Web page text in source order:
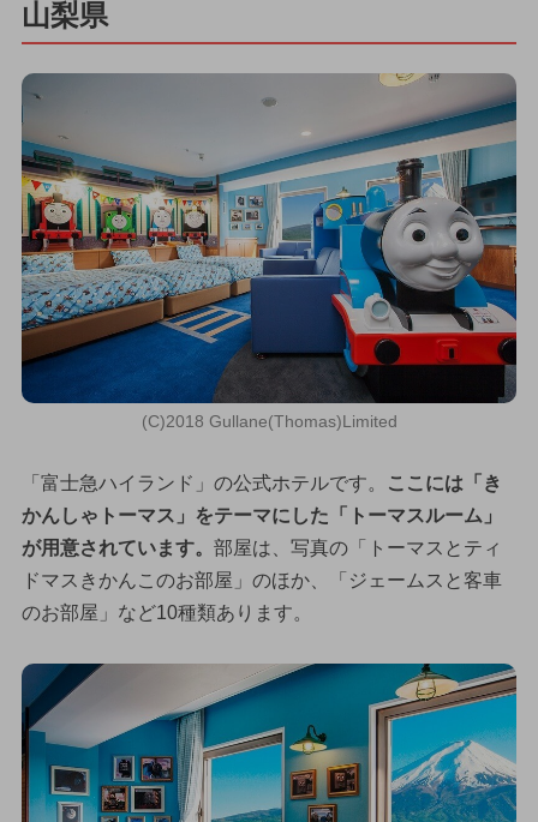
山梨県
(C)2018 Gullane(Thomas)Limited
「富士急ハイランド」の公式ホテルです。
ここには「き
かんしゃトーマス」をテーマにした「トーマスルーム」
が用意されています。 部屋は、写真の「トーマスとティ
ドマスきかんこのお部屋」のほか、「ジェームスと客車
のお部屋」など10種類あります。